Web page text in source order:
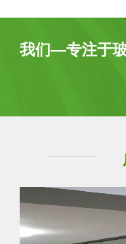
我们—专注于